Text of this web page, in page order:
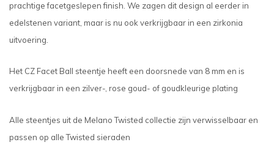
prachtige facetgeslepen finish. We zagen dit design al eerder in
edelstenen variant, maar is nu ook verkrijgbaar in een zirkonia
uitvoering.
Het CZ Facet Ball steentje heeft een doorsnede van 8 mm en is
verkrijgbaar in een zilver-, rose goud- of goudkleurige plating
Alle steentjes uit de Melano Twisted collectie zijn verwisselbaar en
passen op alle Twisted sieraden